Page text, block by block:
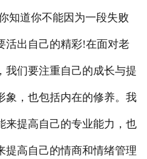
知道你不能因为一段失败
活出自己的精彩!在面对老
我们要注重自己的成长与提
象，也包括内在的修养。我
来提高自己的专业能力，也
提高自己的情商和情绪管理